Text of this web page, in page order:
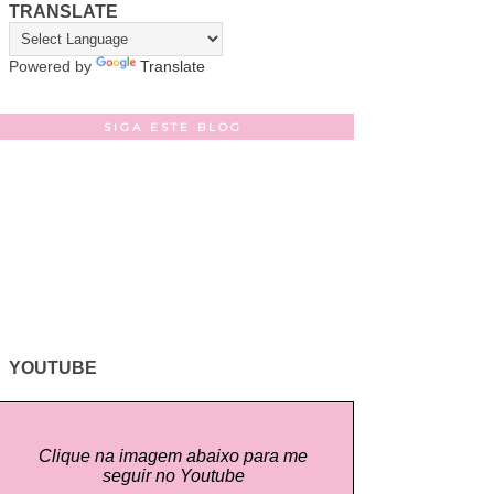
TRANSLATE
Powered by Translate
SIGA ESTE BLOG
YOUTUBE
Clique na imagem abaixo para me
seguir no Youtube